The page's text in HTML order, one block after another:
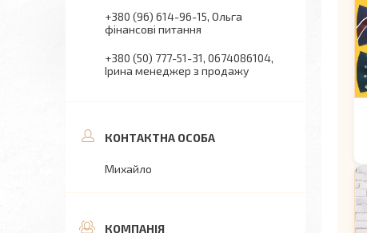
+380 (96) 614-96-15 Ольга
фінансові питання
+380 (50) 777-51-31 0674086104
Ірина менеджер з продажу
Михайло